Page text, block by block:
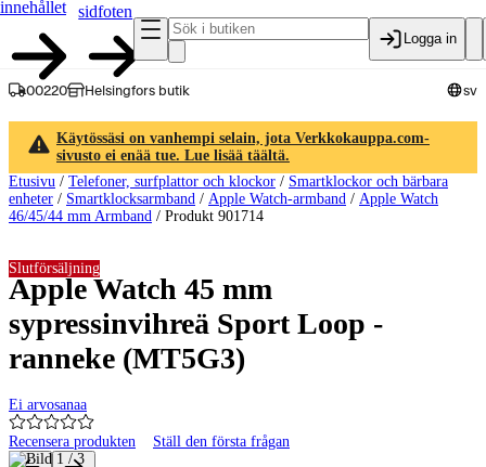
innehållet
sidfoten
Logga in
00220 Helsingfors butik sv
Käytössäsi on vanhempi selain, jota Verkkokauppa.com-
sivusto ei enää tue. Lue lisää täältä.
Etusivu / Telefoner, surfplattor och klockor / Smartklockor och bärbara
enheter / Smartklocksarmband / Apple Watch-armband / Apple Watch
46/45/44 mm Armband / Produkt 901714
Apple Watch 45 mm
sypressinvihreä Sport Loop -
ranneke (MT5G3)
Ei arvosanaa
Recensera produkten Ställ den första frågan
Slutförsäljning